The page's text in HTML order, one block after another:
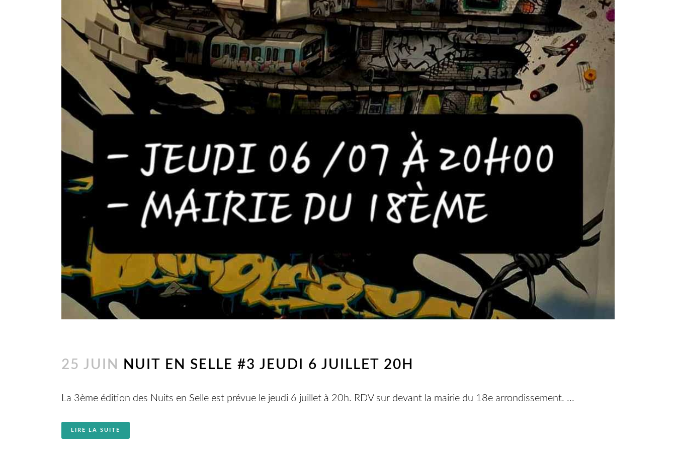
25 JUIN NUIT EN SELLE #3 JEUDI 6 JUILLET 20H
La 3ème édition des Nuits en Selle est prévue le jeudi 6 juillet à 20h. RDV sur devant la mairie du 18e arrondissement. ...
LIRE LA SUITE